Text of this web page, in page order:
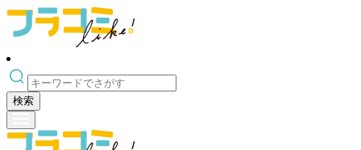
検索